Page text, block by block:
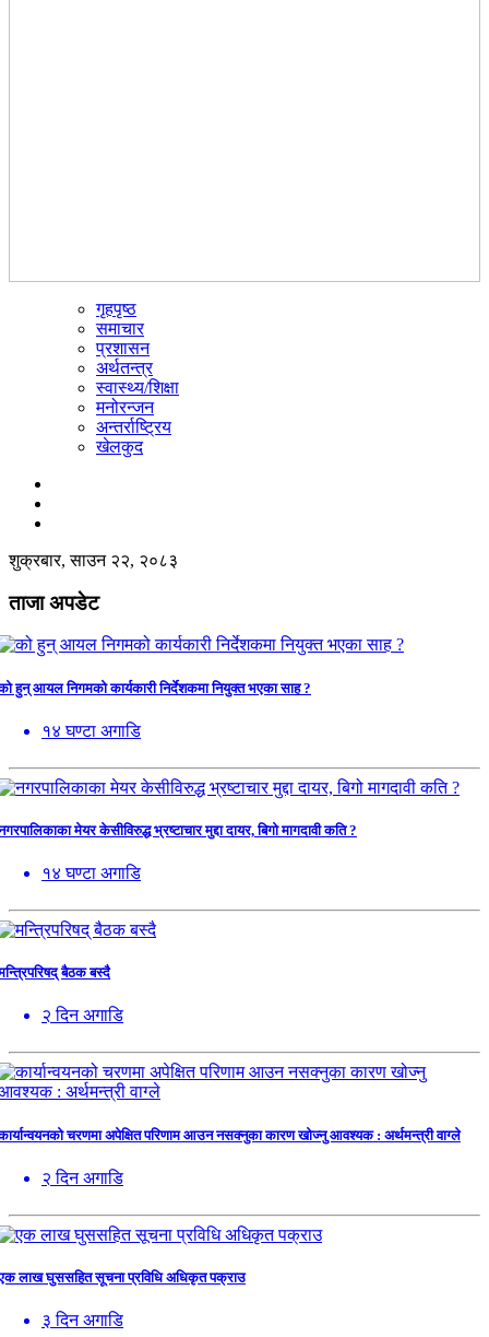
गृहपृष्ठ
समाचार
प्रशासन
अर्थतन्त्र
स्वास्थ्य/शिक्षा
मनोरन्जन
अन्तर्राष्ट्रिय
खेलकुद
शुक्रबार, साउन २२, २०८३
ताजा अपडेट
हुन् आयल निगमको कार्यकारी निर्देशकमा नियुक्त भएका साह ?
१४ घण्टा अगाडि
मेयर केसीविरुद्ध भ्रष्टाचार मुद्दा दायर, बिगो मागदावी कति ?
१४ घण्टा अगाडि
बैठक बस्दै
२ दिन अगाडि
चरणमा अपेक्षित परिणाम आउन नसक्नुका कारण खोज्नु आवश्यक : अर्थमन्त्री वाग्ले
२ दिन अगाडि
लाख घुससहित सूचना प्रविधि अधिकृत पक्राउ
३ दिन अगाडि